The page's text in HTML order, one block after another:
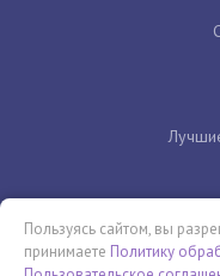
Пользуясь сайтом, вы
принимаете Политику